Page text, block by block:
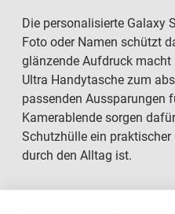
Die personalisierte Galaxy
Foto oder Namen schützt
glänzende Aufdruck macht
Ultra Handytasche zum
passenden Aussparungen
Kamerablende sorgen
Schutzhülle ein
durch den Alltag ist.